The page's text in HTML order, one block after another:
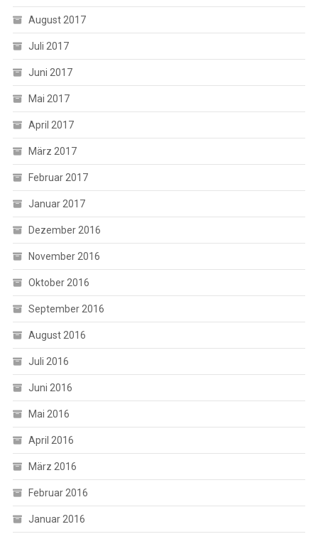
August 2017
Juli 2017
Juni 2017
Mai 2017
April 2017
März 2017
Februar 2017
Januar 2017
Dezember 2016
November 2016
Oktober 2016
September 2016
August 2016
Juli 2016
Juni 2016
Mai 2016
April 2016
März 2016
Februar 2016
Januar 2016